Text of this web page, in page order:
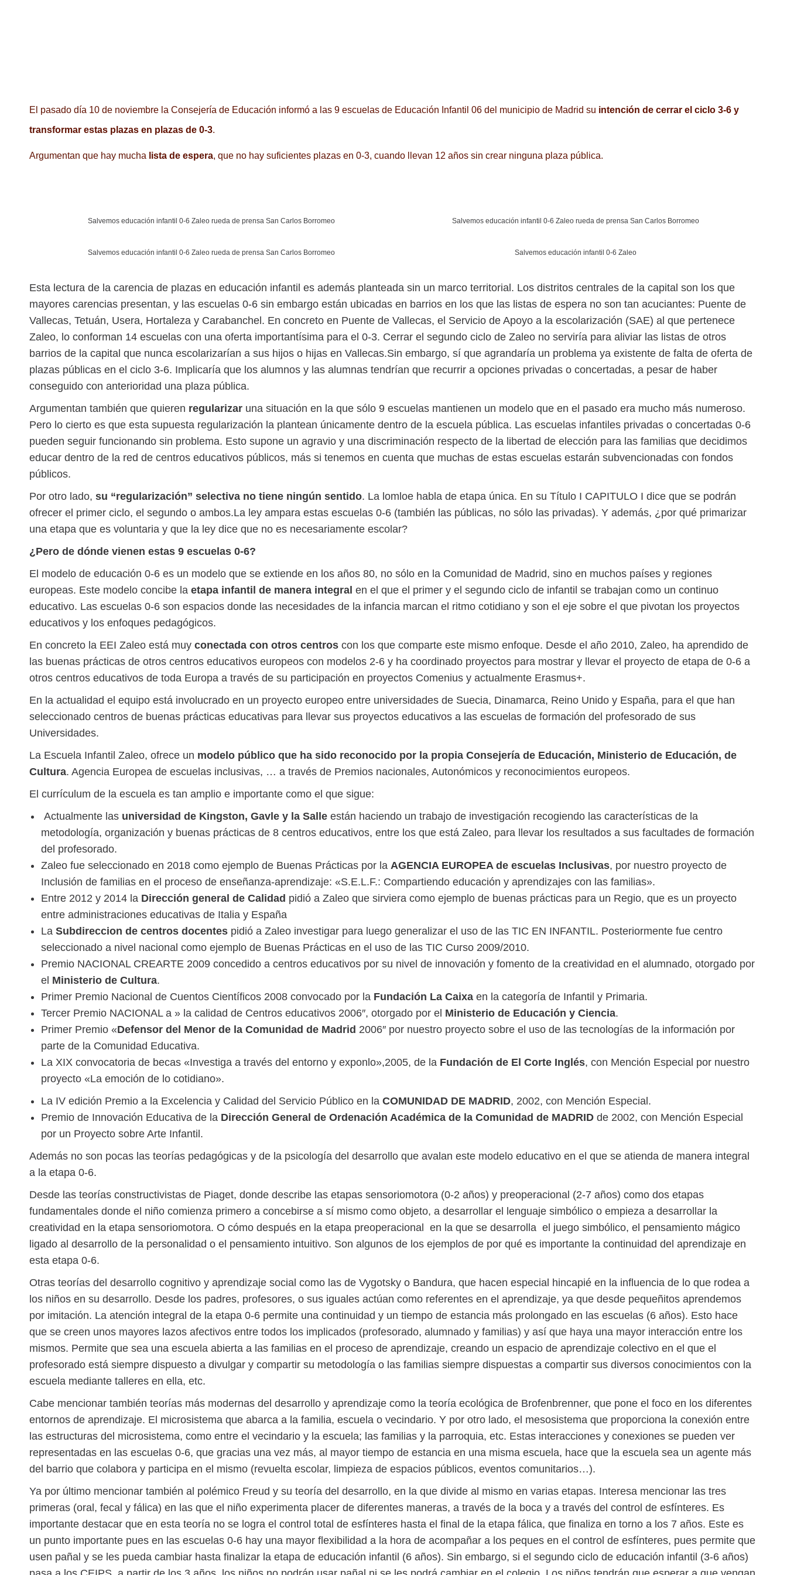
El pasado día 10 de noviembre la Consejería de Educación informó a las 9 escuelas de Educación Infantil 06 del municipio de Madrid su intención de cerrar el ciclo 3-6 y
transformar estas plazas en plazas de 0-3.
Argumentan que hay mucha lista de espera, que no hay suficientes plazas en 0-3, cuando llevan 12 años sin crear ninguna plaza pública.
Salvemos educación infantil 0-6 Zaleo rueda de prensa San Carlos Borromeo Salvemos educación infantil 0-6 Zaleo rueda de prensa San Carlos Borromeo
Salvemos educación infantil 0-6 Zaleo rueda de prensa San Carlos Borromeo Salvemos educación infantil 0-6 Zaleo
Esta lectura de la carencia de plazas en educación infantil es además planteada sin un marco territorial. Los distritos centrales de la capital son los que
mayores carencias presentan, y las escuelas 0-6 sin embargo están ubicadas en barrios en los que las listas de espera no son tan acuciantes: Puente de
Vallecas, Tetuán, Usera, Hortaleza y Carabanchel. En concreto en Puente de Vallecas, el Servicio de Apoyo a la escolarización (SAE) al que pertenece
Zaleo, lo conforman 14 escuelas con una oferta importantísima para el 0-3. Cerrar el segundo ciclo de Zaleo no serviría para aliviar las listas de otros
barrios de la capital que nunca escolarizarían a sus hijos o hijas en Vallecas.Sin embargo, sí que agrandaría un problema ya existente de falta de oferta de
plazas públicas en el ciclo 3-6. Implicaría que los alumnos y las alumnas tendrían que recurrir a opciones privadas o concertadas, a pesar de haber
conseguido con anterioridad una plaza pública.
Argumentan también que quieren regularizar una situación en la que sólo 9 escuelas mantienen un modelo que en el pasado era mucho más numeroso.
Pero lo cierto es que esta supuesta regularización la plantean únicamente dentro de la escuela pública. Las escuelas infantiles privadas o concertadas 0-6
pueden seguir funcionando sin problema. Esto supone un agravio y una discriminación respecto de la libertad de elección para las familias que decidimos
educar dentro de la red de centros educativos públicos, más si tenemos en cuenta que muchas de estas escuelas estarán subvencionadas con fondos
públicos.
Por otro lado, su “regularización” selectiva no tiene ningún sentido. La lomloe habla de etapa única. En su Título I CAPITULO I dice que se podrán
ofrecer el primer ciclo, el segundo o ambos.La ley ampara estas escuelas 0-6 (también las públicas, no sólo las privadas). Y además, ¿por qué primarizar
una etapa que es voluntaria y que la ley dice que no es necesariamente escolar?
¿Pero de dónde vienen estas 9 escuelas 0-6?
El modelo de educación 0-6 es un modelo que se extiende en los años 80, no sólo en la Comunidad de Madrid, sino en muchos países y regiones
europeas. Este modelo concibe la etapa infantil de manera integral en el que el primer y el segundo ciclo de infantil se trabajan como un continuo
educativo. Las escuelas 0-6 son espacios donde las necesidades de la infancia marcan el ritmo cotidiano y son el eje sobre el que pivotan los proyectos
educativos y los enfoques pedagógicos.
En concreto la EEI Zaleo está muy conectada con otros centros con los que comparte este mismo enfoque. Desde el año 2010, Zaleo, ha aprendido de
las buenas prácticas de otros centros educativos europeos con modelos 2-6 y ha coordinado proyectos para mostrar y llevar el proyecto de etapa de 0-6 a
otros centros educativos de toda Europa a través de su participación en proyectos Comenius y actualmente Erasmus+.
En la actualidad el equipo está involucrado en un proyecto europeo entre universidades de Suecia, Dinamarca, Reino Unido y España, para el que han
seleccionado centros de buenas prácticas educativas para llevar sus proyectos educativos a las escuelas de formación del profesorado de sus
Universidades.
La Escuela Infantil Zaleo, ofrece un modelo público que ha sido reconocido por la propia Consejería de Educación, Ministerio de Educación, de
Cultura. Agencia Europea de escuelas inclusivas, … a través de Premios nacionales, Autonómicos y reconocimientos europeos.
El currículum de la escuela es tan amplio e importante como el que sigue:
Actualmente las universidad de Kingston, Gavle y la Salle están haciendo un trabajo de investigación recogiendo las características de la
metodología, organización y buenas prácticas de 8 centros educativos, entre los que está Zaleo, para llevar los resultados a sus facultades de formación
del profesorado.
Zaleo fue seleccionado en 2018 como ejemplo de Buenas Prácticas por la AGENCIA EUROPEA de escuelas Inclusivas, por nuestro proyecto de
Inclusión de familias en el proceso de enseñanza-aprendizaje: «S.E.L.F.: Compartiendo educación y aprendizajes con las familias».
Entre 2012 y 2014 la Dirección general de Calidad pidió a Zaleo que sirviera como ejemplo de buenas prácticas para un Regio, que es un proyecto
entre administraciones educativas de Italia y España
La Subdireccion de centros docentes pidió a Zaleo investigar para luego generalizar el uso de las TIC EN INFANTIL. Posteriormente fue centro
seleccionado a nivel nacional como ejemplo de Buenas Prácticas en el uso de las TIC Curso 2009/2010.
Premio NACIONAL CREARTE 2009 concedido a centros educativos por su nivel de innovación y fomento de la creatividad en el alumnado, otorgado por
el Ministerio de Cultura.
Primer Premio Nacional de Cuentos Científicos 2008 convocado por la Fundación La Caixa en la categoría de Infantil y Primaria.
Tercer Premio NACIONAL a » la calidad de Centros educativos 2006″, otorgado por el Ministerio de Educación y Ciencia.
Primer Premio «Defensor del Menor de la Comunidad de Madrid 2006″ por nuestro proyecto sobre el uso de las tecnologías de la información por
parte de la Comunidad Educativa.
La XIX convocatoria de becas «Investiga a través del entorno y exponlo»,2005, de la Fundación de El Corte Inglés, con Mención Especial por nuestro
proyecto «La emoción de lo cotidiano».
La IV edición Premio a la Excelencia y Calidad del Servicio Público en la COMUNIDAD DE MADRID, 2002, con Mención Especial.
Premio de Innovación Educativa de la Dirección General de Ordenación Académica de la Comunidad de MADRID de 2002, con Mención Especial
por un Proyecto sobre Arte Infantil.
Además no son pocas las teorías pedagógicas y de la psicología del desarrollo que avalan este modelo educativo en el que se atienda de manera integral
a la etapa 0-6.
Desde las teorías constructivistas de Piaget, donde describe las etapas sensoriomotora (0-2 años) y preoperacional (2-7 años) como dos etapas
fundamentales donde el niño comienza primero a concebirse a sí mismo como objeto, a desarrollar el lenguaje simbólico o empieza a desarrollar la
creatividad en la etapa sensoriomotora. O cómo después en la etapa preoperacional en la que se desarrolla el juego simbólico, el pensamiento mágico
ligado al desarrollo de la personalidad o el pensamiento intuitivo. Son algunos de los ejemplos de por qué es importante la continuidad del aprendizaje en
esta etapa 0-6.
Otras teorías del desarrollo cognitivo y aprendizaje social como las de Vygotsky o Bandura, que hacen especial hincapié en la influencia de lo que rodea a
los niños en su desarrollo. Desde los padres, profesores, o sus iguales actúan como referentes en el aprendizaje, ya que desde pequeñitos aprendemos
por imitación. La atención integral de la etapa 0-6 permite una continuidad y un tiempo de estancia más prolongado en las escuelas (6 años). Esto hace
que se creen unos mayores lazos afectivos entre todos los implicados (profesorado, alumnado y familias) y así que haya una mayor interacción entre los
mismos. Permite que sea una escuela abierta a las familias en el proceso de aprendizaje, creando un espacio de aprendizaje colectivo en el que el
profesorado está siempre dispuesto a divulgar y compartir su metodología o las familias siempre dispuestas a compartir sus diversos conocimientos con la
escuela mediante talleres en ella, etc.
Cabe mencionar también teorías más modernas del desarrollo y aprendizaje como la teoría ecológica de Brofenbrenner, que pone el foco en los diferentes
entornos de aprendizaje. El microsistema que abarca a la familia, escuela o vecindario. Y por otro lado, el mesosistema que proporciona la conexión entre
las estructuras del microsistema, como entre el vecindario y la escuela; las familias y la parroquia, etc. Estas interacciones y conexiones se pueden ver
representadas en las escuelas 0-6, que gracias una vez más, al mayor tiempo de estancia en una misma escuela, hace que la escuela sea un agente más
del barrio que colabora y participa en el mismo (revuelta escolar, limpieza de espacios públicos, eventos comunitarios…).
Ya por último mencionar también al polémico Freud y su teoría del desarrollo, en la que divide al mismo en varias etapas. Interesa mencionar las tres
primeras (oral, fecal y fálica) en las que el niño experimenta placer de diferentes maneras, a través de la boca y a través del control de esfínteres. Es
importante destacar que en esta teoría no se logra el control total de esfínteres hasta el final de la etapa fálica, que finaliza en torno a los 7 años. Este es
un punto importante pues en las escuelas 0-6 hay una mayor flexibilidad a la hora de acompañar a los peques en el control de esfínteres, pues permite que
usen pañal y se les pueda cambiar hasta finalizar la etapa de educación infantil (6 años). Sin embargo, si el segundo ciclo de educación infantil (3-6 años)